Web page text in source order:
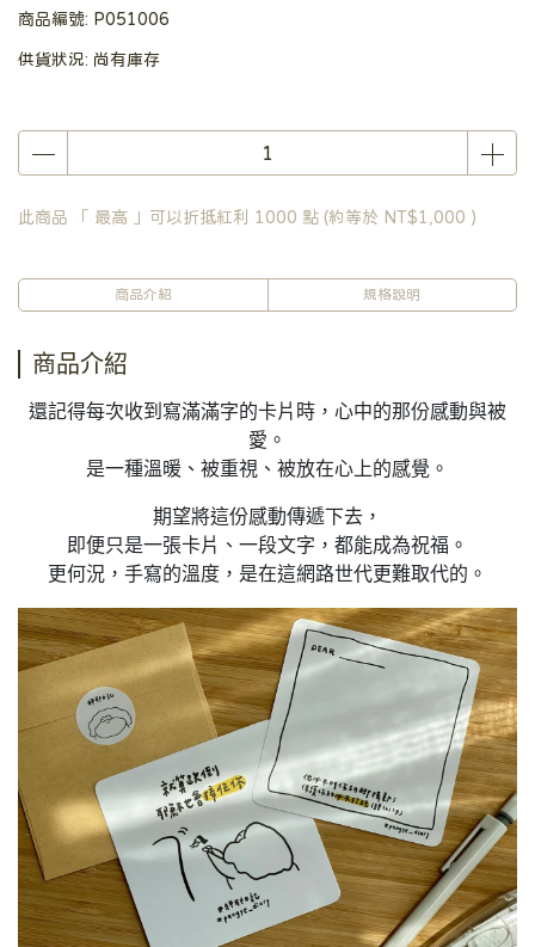
商品編號: P051006
供貨狀況: 尚有庫存
此商品 「 最高 」可以折抵紅利 1000 點 (約等於 NT$1,000 )
商品介紹 規格說明
商品介紹
還記得每次收到寫滿滿字的卡片時，心中的那份感動與被
愛。
是一種溫暖、被重視、被放在心上的感覺。
期望將這份感動傳遞下去，
即便只是一張卡片、一段文字，都能成為祝福。
更何況，手寫的溫度，是在這網路世代更難取代的。